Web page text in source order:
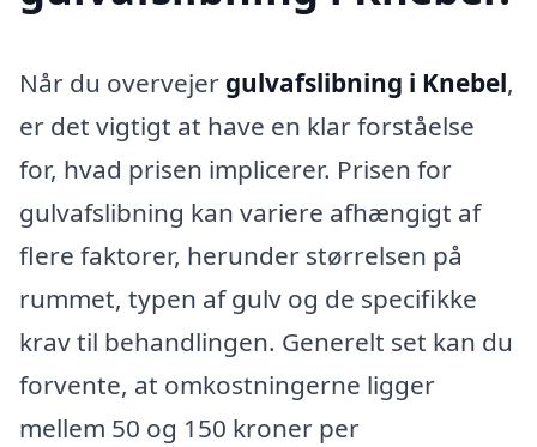
Når du overvejer gulvafslibning i Knebel,
er det vigtigt at have en klar forståelse
for, hvad prisen implicerer. Prisen for
gulvafslibning kan variere afhængigt af
flere faktorer, herunder størrelsen på
rummet, typen af gulv og de specifikke
krav til behandlingen. Generelt set kan du
forvente, at omkostningerne ligger
mellem 50 og 150 kroner per